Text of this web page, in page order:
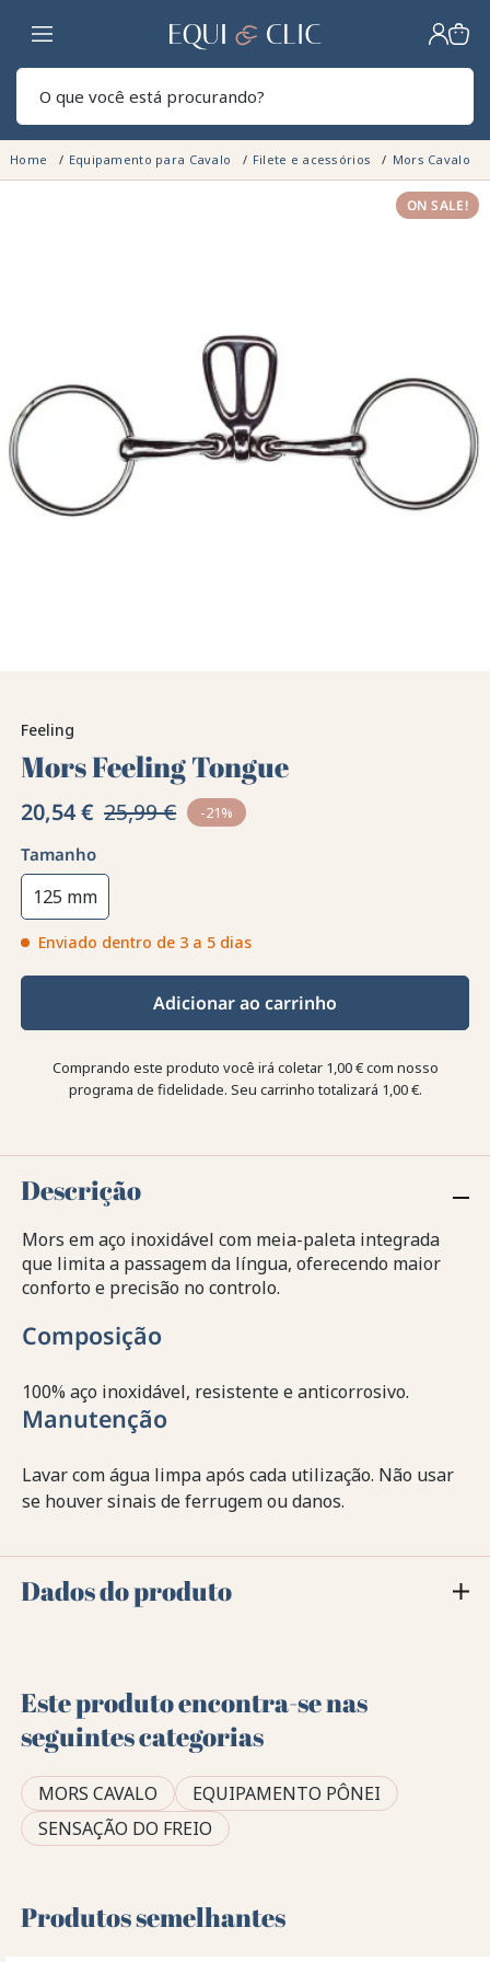
Lar
Home Equipamento para Cavalo Filete e acessórios Mors Cavalo
ON SALE!
Feeling
Mors Feeling Tongue
20,54 € 25,99 € -21%
Tamanho
125 mm
Enviado dentro de 3 a 5 dias
Adicionar ao carrinho
Comprando este produto você irá coletar 1,00 €com nosso
programa de fidelidade. Seu carrinho totalizará 1,00 €.
Descrição
Mors em aço inoxidável com meia-paleta integrada
que limita a passagem da língua, oferecendo maior
conforto e precisão no controlo.
Composição
100% aço inoxidável, resistente e anticorrosivo.
Manutenção
Lavar com água limpa após cada utilização. Não usar
se houver sinais de ferrugem ou danos.
Dados do produto
Este produto encontra-se nas
seguintes categorias
MORS CAVALO
EQUIPAMENTO PÔNEI
SENSAÇÃO DO FREIO
Produtos semelhantes